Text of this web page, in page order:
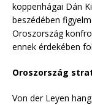
koppenhágai Dán
beszédében
Oroszország
ennek érdekében
Oroszország
Von der Leyen